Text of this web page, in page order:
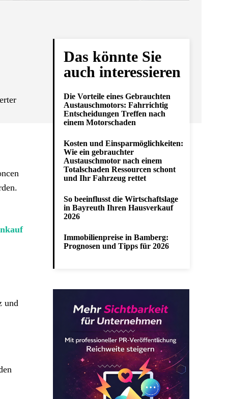
und
Das könnte Sie
auch interessieren
Die Vorteile eines Gebrauchten
Austauschmotors: Fahrrichtig
Entscheidungen Treffen nach
einem Motorschaden
Kosten und Einsparmöglichkeiten:
Wie ein gebrauchter
Austauschmotor nach einem
Totalschaden Ressourcen schont
und Ihr Fahrzeug rettet
So beeinflusst die Wirtschaftslage
in Bayreuth Ihren Hausverkauf
2026
Immobilienpreise in Bamberg:
Prognosen und Tipps für 2026